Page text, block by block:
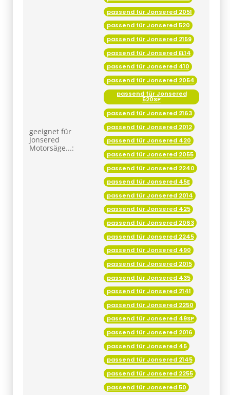
passend für Jonsered 2159
passend für Jonsered EL14
passend für Jonsered 410
passend für Jonsered 2054
passend für Jonsered
520SP
passend für Jonsered 2163
passend für Jonsered 2012
passend für Jonsered 420
passend für Jonsered 2055
passend für Jonsered 2240
passend für Jonsered 45E
passend für Jonsered 2014
passend für Jonsered 425
passend für Jonsered 2063
passend für Jonsered 2245
passend für Jonsered 490
passend für Jonsered 2015
passend für Jonsered 435
passend für Jonsered 2141
passend für Jonsered 2250
passend für Jonsered 49SP
passend für Jonsered 2016
passend für Jonsered 45
passend für Jonsered 2145
passend für Jonsered 2255
passend für Jonsered 50
passend für Jonsered 2036
passend für Jonsered 450